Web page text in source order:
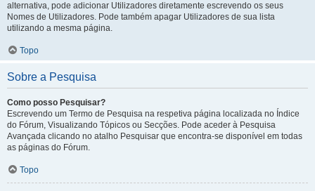
alternativa, pode adicionar Utilizadores diretamente escrevendo os seus
Nomes de Utilizadores. Pode também apagar Utilizadores de sua lista
utilizando a mesma página.
Topo
Sobre a Pesquisa
Como posso Pesquisar?
Escrevendo um Termo de Pesquisa na respetiva página localizada no Índice
do Fórum, Visualizando Tópicos ou Secções. Pode aceder à Pesquisa
Avançada clicando no atalho Pesquisar que encontra-se disponível em todas
as páginas do Fórum.
Topo